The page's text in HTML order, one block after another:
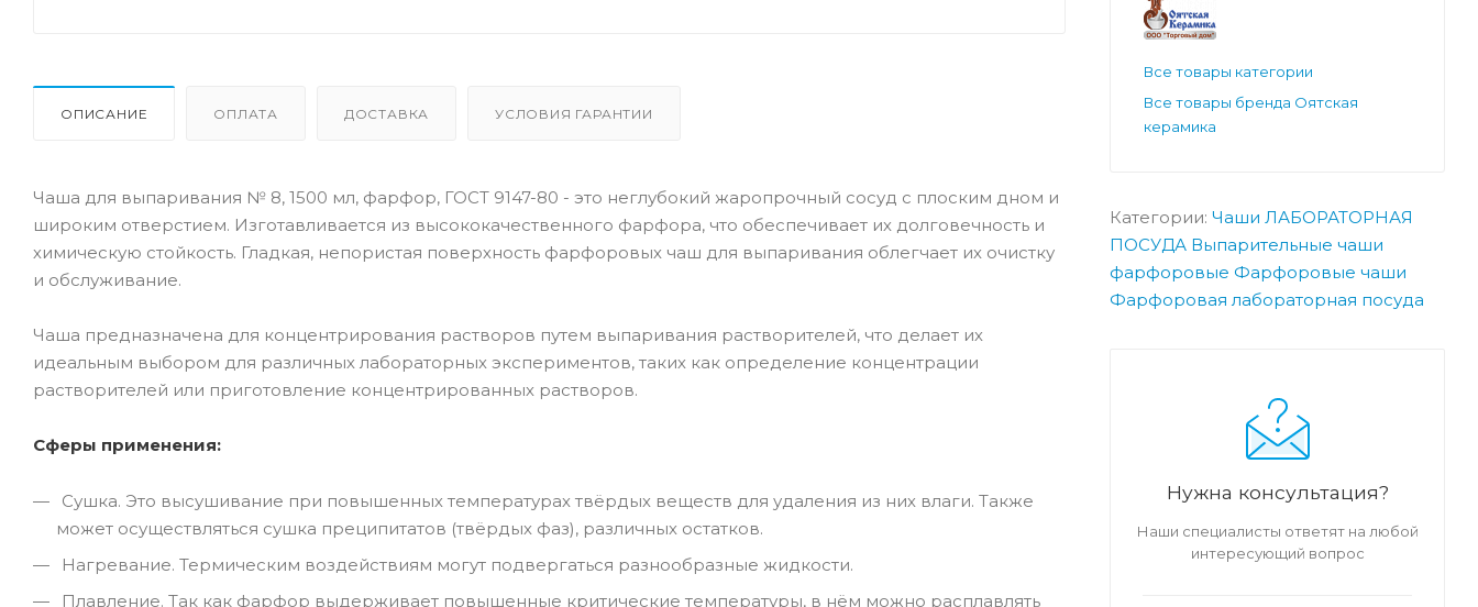
ОПИСАНИЕ ОПЛАТА ДОСТАВКА УСЛОВИЯ ГАРАНТИИ
Чаша для выпаривания № 8, 1500 мл, фарфор, ГОСТ 9147-80 - это неглубокий жаропрочный сосуд с плоским дном и
широким отверстием. Изготавливается из высококачественного фарфора, что обеспечивает их долговечность и
химическую стойкость. Гладкая, непористая поверхность фарфоровых чаш для выпаривания облегчает их очистку
и обслуживание.
Чаша предназначена для концентрирования растворов путем выпаривания растворителей, что делает их
идеальным выбором для различных лабораторных экспериментов, таких как определение концентрации
растворителей или приготовление концентрированных растворов.
Сферы применения:
Сушка. Это высушивание при повышенных температурах твёрдых веществ для удаления из них влаги. Также
может осуществляться сушка преципитатов (твёрдых фаз), различных остатков.
Нагревание. Термическим воздействиям могут подвергаться разнообразные жидкости.
Плавление. Так как фарфор выдерживает повышенные критические температуры, в нём можно расплавлять
Все товары категории
Все товары бренда Оятская
керамика
Категории: Чаши ЛАБОРАТОРНАЯ
ПОСУДА Выпарительные чаши
фарфоровые Фарфоровые чаши
Фарфоровая лабораторная посуда
Нужна консультация?
Наши специалисты ответят на любой
интересующий вопрос